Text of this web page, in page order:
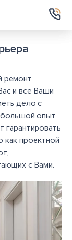
ремонт
и все Ваши
дело с
опыт
гарантировать
как проектной
с Вами.